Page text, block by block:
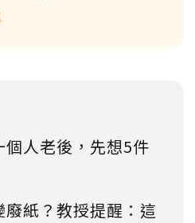
人老後，先想5件
紙？教授提醒：這